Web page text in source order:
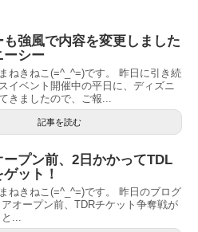
強風で内容を変更しました
ーシー
ねきねこ(=^_^=)です。 昨日に引き続
イベント開催中の平日に、ディズニ
きましたので、ご報...
記事を読む
プン前、2日かかってTDL
ット！
ねきねこ(=^_^=)です。 昨日のブログ
オープン前、TDRチケット争奪戦が
...